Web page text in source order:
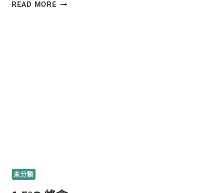
READ MORE
未分類